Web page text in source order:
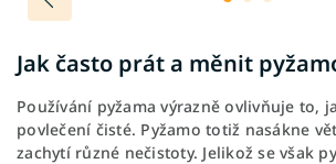
Jak často prát a měnit
Používání pyžama výrazně ovlivňuje to,
povlečení čisté. Pyžamo totiž nasákne
zachytí různé nečistoty. Jelikož se však